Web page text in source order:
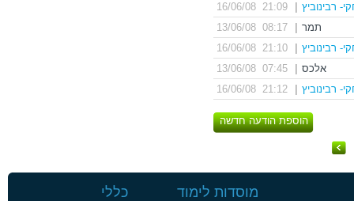
רבינוביץ
21:09 16/06/08
תמר
08:17 13/06/08
רבינוביץ
21:10 16/06/08
אלכס
07:45 13/06/08
רבינוביץ
21:12 16/06/08
הוספת הודעה חדשה
מוסדות לימוד כללי